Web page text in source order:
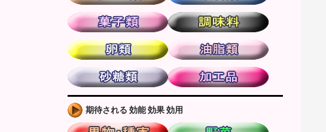
期待される 効能 効果 効用